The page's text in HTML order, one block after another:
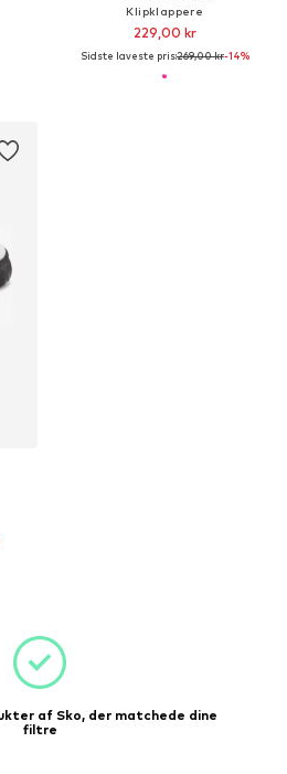
Klipklappere
229,00 kr
Sidste laveste pris:269,00 kr-14%
af Sko, der matchede dine
filtre